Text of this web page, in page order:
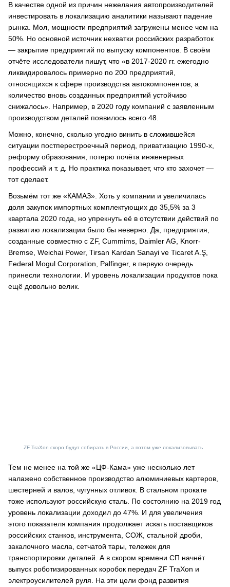
В качестве одной из причин нежелания автопроизводителей
инвестировать в локализацию аналитики называют падение
рынка. Мол, мощности предприятий загружены менее чем на
50%. Но основной источник нехватки российских разработок
— закрытие предприятий по выпуску компонентов. В своём
отчёте исследователи пишут, что «в 2017-2020 гг. ежегодно
ликвидировалось примерно по 200 предприятий,
относящихся к сфере производства автокомпонентов, а
количество вновь созданных предприятий устойчиво
снижалось». Например, в 2020 году компаний с заявленным
производством деталей появилось всего 48.
Можно, конечно, сколько угодно винить в сложившейся
ситуации постперестроечный период, приватизацию 1990-х,
реформу образования, потерю почёта инженерных
профессий и т. д. Но практика показывает, что кто захочет —
тот сделает.
Возьмём тот же «КАМАЗ». Хоть у компании и увеличилась
доля закупок импортных комплектующих до 35,5% за 3
квартала 2020 года, но упрекнуть её в отсутствии действий по
развитию локализации было бы неверно. Да, предприятия,
созданные совместно с ZF, Cummims, Daimler AG, Knorr-
Bremse, Weichai Power, Tirsan Kardan Sanayi ve Ticaret A.Ş,
Federal Mogul Corporation, Palfinger, в первую очередь
принесли технологии. И уровень локализации продуктов пока
ещё довольно велик.
ZF TraXon скоро будут собирать в России, а потом уже локализовывать
Тем не менее на той же «ЦФ-Кама» уже несколько лет
налажено собственное производство алюминиевых картеров,
шестерней и валов, чугунных отливок. В стальном прокате
тоже используют российскую сталь. По состоянию на 2019 год
уровень локализации доходил до 47%. И для увеличения
этого показателя компания продолжает искать поставщиков
российских станков, инструмента, СОЖ, стальной дроби,
закалочного масла, сетчатой тары, тележек для
транспортировки деталей. А в скором времени СП начнёт
выпуск роботизированных коробок передач ZF TraXon и
электроусилителей руля. На эти цели фонд развития